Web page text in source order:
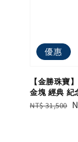
優惠
【金勝珠寶
金塊 經典 紀
Regular
NT$ 31,500